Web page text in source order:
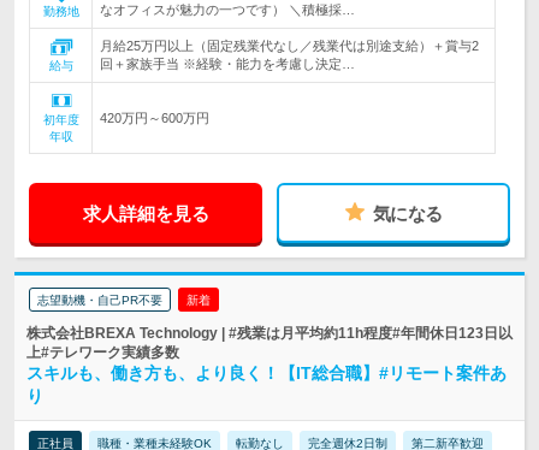
勤務地
なオフィスが魅力の一つです） ＼積極採…
給与
月給25万円以上（固定残業代なし／残業代は別途支給）＋賞与2
回＋家族手当 ※経験・能力を考慮し決定…
初年度
年収
420万円～600万円
求人詳細を見る 気になる
志望動機・自己PR不要 新着
株式会社BREXA Technology | #残業は月平均約11h程度#年間休日123日以
上#テレワーク実績多数
スキルも、働き方も、より良く！【IT総合職】#リモート案件あ
り
正社員 職種・業種未経験OK 転勤なし 完全週休2日制 第二新卒歓迎